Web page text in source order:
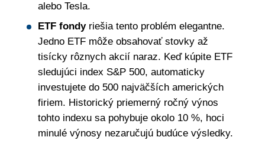
alebo Tesla.
ETF fondyriešia tento problém elegantne.
Jedno ETF môže obsahovať stovky až
tisícky rôznych akcií naraz. Keď kúpite ETF
sledujúci index S&P 500, automaticky
investujete do 500 najväčších amerických
firiem. Historický priemerný ročný výnos
tohto indexu sa pohybuje okolo 10 %, hoci
minulé výnosy nezaručujú budúce výsledky.